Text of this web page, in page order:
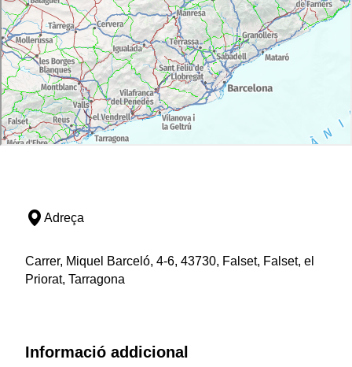
Adreça
Carrer, Miquel Barceló, 4-6, 43730, Falset, Falset, el
Priorat, Tarragona
Informació addicional